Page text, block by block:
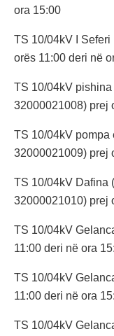
ora 15:00
TS 10/04kV I
orës 11:00 deri në
TS 10/04kV
32000021008) prej
TS 10/04kV pompa
32000021009) prej
TS 10/04kV Dafina
32000021010) prej
TS 10/04kV
11:00 deri në ora
TS 10/04kV
11:00 deri në ora
TS 10/04kV